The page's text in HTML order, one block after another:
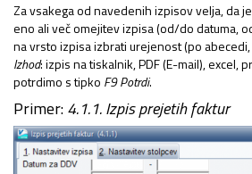
Za vsakega od navedenih izpisov velja, da
eno ali več omejitev izpisa (od/do datuma,
na vrsto izpisa izbrati urejenost (po
Izhod: izpis na tiskalnik, PDF (E-mail), excel,
potrdimo s tipko F9 Potrdi.
Primer:4.1.1. Izpis prejetih faktur